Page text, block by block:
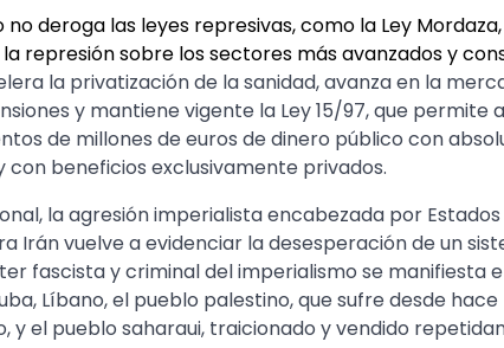
no deroga las leyes represivas, como la Ley
represión sobre los sectores más avanzados y
la privatización de la sanidad, avanza en la
y mantiene vigente la Ley 15/97, que permite
de millones de euros de dinero público con
beneficios exclusivamente privados.
la agresión imperialista encabezada por
Irán vuelve a evidenciar la desesperación de un
fascista y criminal del imperialismo se manifiesta
Líbano, el pueblo palestino, que sufre desde
y el pueblo saharaui, traicionado y vendido